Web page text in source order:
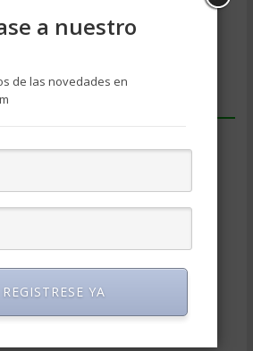
(38)
(80)
(454)
a nuestro
de las novedades en
REGISTRESE YA